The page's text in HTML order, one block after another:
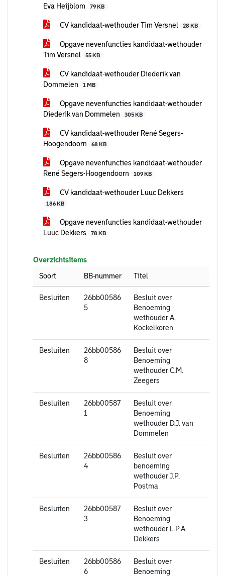
Eva Heijblom
79 KB
CV kandidaat-wethouder Tim Versnel 28 KB
Opgave nevenfuncties kandidaat-wethouder
Tim Versnel
55 KB
CV kandidaat-wethouder Diederik van
Dommelen
1 MB
Opgave nevenfuncties kandidaat-wethouder
Diederik van Dommelen
305 KB
CV kandidaat-wethouder René Segers-
Hoogendoorn
68 KB
Opgave nevenfuncties kandidaat-wethouder
René Segers-Hoogendoorn
109 KB
CV kandidaat-wethouder Luuc Dekkers
186 KB
Opgave nevenfuncties kandidaat-wethouder
Luuc Dekkers
78 KB
Overzichtsitems
Soort
BB-nummer Titel
Besluiten
26bb00586
5
Besluit over
Benoeming
wethouder A.
Kockelkoren
Besluiten
26bb00586
8
Besluit over
Benoeming
wethouder C.M.
Zeegers
Besluiten
26bb00587
1
Besluit over
Benoeming
wethouder D.J. van
Dommelen
Besluiten
26bb00586
4
Besluit over
benoeming
wethouder J.P.
Postma
Besluiten
26bb00587
3
Besluit over
Benoeming
wethouder L.P.A.
Dekkers
Besluiten
26bb00586
6
Besluit over
Benoeming